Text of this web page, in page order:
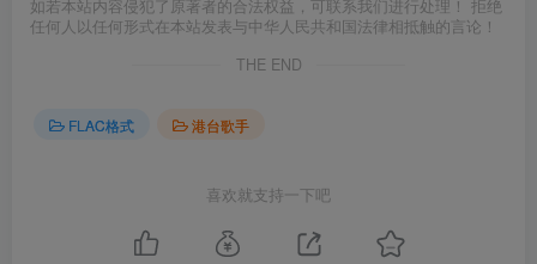
如若本站内容侵犯了原著者的合法权益，可联系我们进行处理！ 拒绝
任何人以任何形式在本站发表与中华人民共和国法律相抵触的言论！
THE END
FLAC格式 港台歌手
喜欢就支持一下吧